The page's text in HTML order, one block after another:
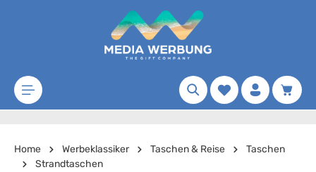
Zum Hauptinhalt springen
Merkzettel
Home Werbeklassiker Taschen & Reise
Taschen
Strandtaschen